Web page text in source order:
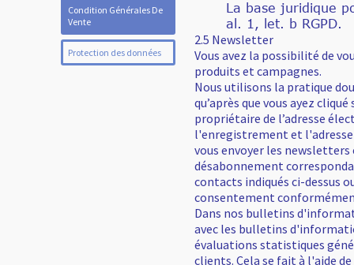
Condition Générales De
Vente
Protection des données
La base juridique
al. 1, let. b RGPD.
2.5 Newsletter
Vous avez la possibilité de
produits et campagnes.
Nous utilisons la pratique
qu’après que vous ayez
propriétaire de l’adresse
l'enregistrement et l'adresse
vous envoyer les
désabonnement
contacts indiqués ci-dessus
consentement
Dans nos bulletins
avec les bulletins
évaluations statistiques
clients. Cela se fait à l'aide